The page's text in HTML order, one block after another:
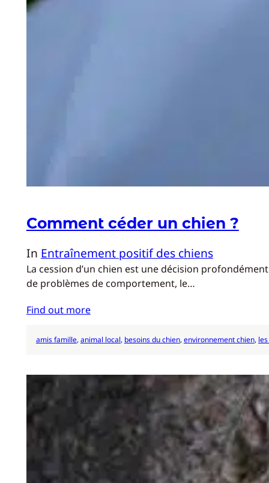
Comment céder un chien ?
In Entraînement positif des chiens
La cession d’un chien est une décision
de problèmes de comportement, le…
Find out more
amis famille, animal local, besoins du chien, environnement chien,